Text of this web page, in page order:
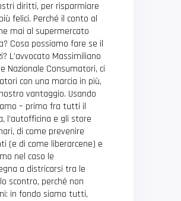
diritti, per risparmiare
felici. Perché il conto al
mai al supermercato
Cosa possiamo fare se il
L’avvocato Massimiliano
Nazionale Consumatori, ci
con una marcia in più,
vantaggio. Usando
– primo fra tutti il
l’autofficina e gli store
di come prevenire
(e di come liberarcene) e
nel caso le
a districarsi tra le
scontro, perché non
in fondo siamo tutti,